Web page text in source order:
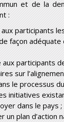
et de la
:
participants
façon adéquate
participants
sur
le processus
initiatives
dans le pays ;
un plan d’action